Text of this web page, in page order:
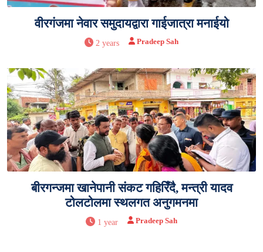
वीरगंजमा नेवार समुदायद्वारा गाईजात्रा मनाईयो
2 years Pradeep Sah
बीरगन्जमा खानेपानी संकट गहिरिँदै, मन्त्री यादव
टोलटोलमा स्थलगत अनुगमनमा
1 year Pradeep Sah